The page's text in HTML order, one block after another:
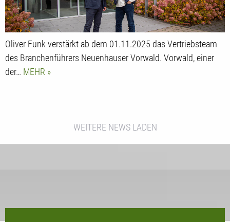
Oliver Funk verstärkt ab dem 01.11.2025 das Vertriebsteam
des Branchenführers Neuenhauser Vorwald. Vorwald, einer
der… MEHR
WEITERE NEWS LADEN